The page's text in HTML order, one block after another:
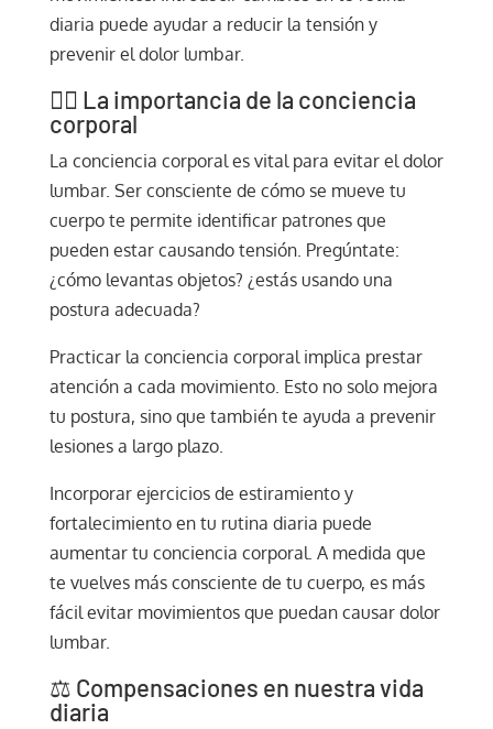
diaria puede ayudar a reducir la tensión y
prevenir el dolor lumbar.
🧘‍♀️ La importancia de la conciencia
corporal
La conciencia corporal es vital para evitar el dolor
lumbar. Ser consciente de cómo se mueve tu
cuerpo te permite identificar patrones que
pueden estar causando tensión. Pregúntate:
¿cómo levantas objetos? ¿estás usando una
postura adecuada?
Practicar la conciencia corporal implica prestar
atención a cada movimiento. Esto no solo mejora
tu postura, sino que también te ayuda a prevenir
lesiones a largo plazo.
Incorporar ejercicios de estiramiento y
fortalecimiento en tu rutina diaria puede
aumentar tu conciencia corporal. A medida que
te vuelves más consciente de tu cuerpo, es más
fácil evitar movimientos que puedan causar dolor
lumbar.
⚖️ Compensaciones en nuestra vida
diaria